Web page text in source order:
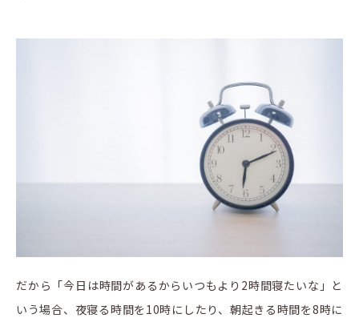
だから「今日は時間があるからいつもより2時間寝たいな」と
いう場合、夜寝る時間を10時にしたり、朝起きる時間を8時に